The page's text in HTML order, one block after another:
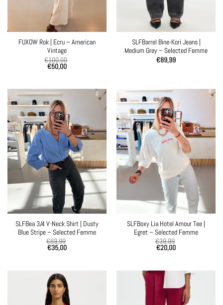
FUXOW Rok | Ecru – American
Vintage
€100,00
€50,00
SLFBarrel Bine-Kori Jeans |
Medium Grey – Selected Femme
€89,99
SLFBea 3/4 V-Neck Shirt | Dusty
Blue Stripe – Selected Femme
€69,99
€35,00
SLFBoxy Lia Hotel Amour Tee |
Egret – Selected Femme
€39,99
€20,00